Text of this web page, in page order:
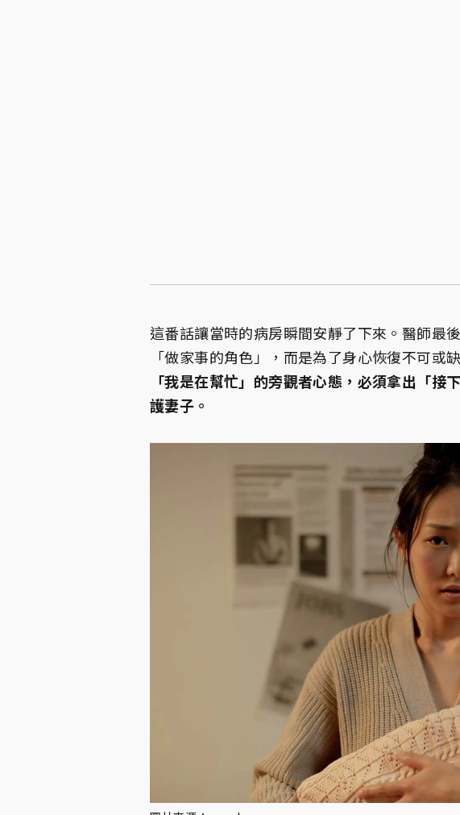
這番話讓當時的病房瞬間安靜了下來。醫師最
「做家事的角色」，而是為了身心恢復不可或
「我是在幫忙」的旁觀者心態，必須拿出「接
護妻子。